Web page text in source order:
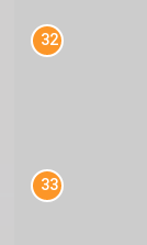
32
33